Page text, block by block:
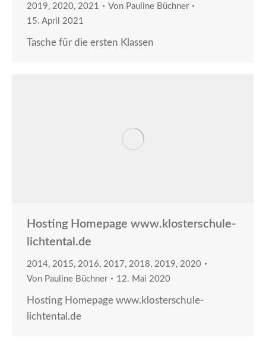
2019, 2020, 2021 Von Pauline Büchner
15. April 2021
Tasche für die ersten Klassen
Hosting Homepage www.klosterschule-
lichtental.de
2014, 2015, 2016, 2017, 2018, 2019, 2020
Von Pauline Büchner 12. Mai 2020
Hosting Homepage www.klosterschule-
lichtental.de